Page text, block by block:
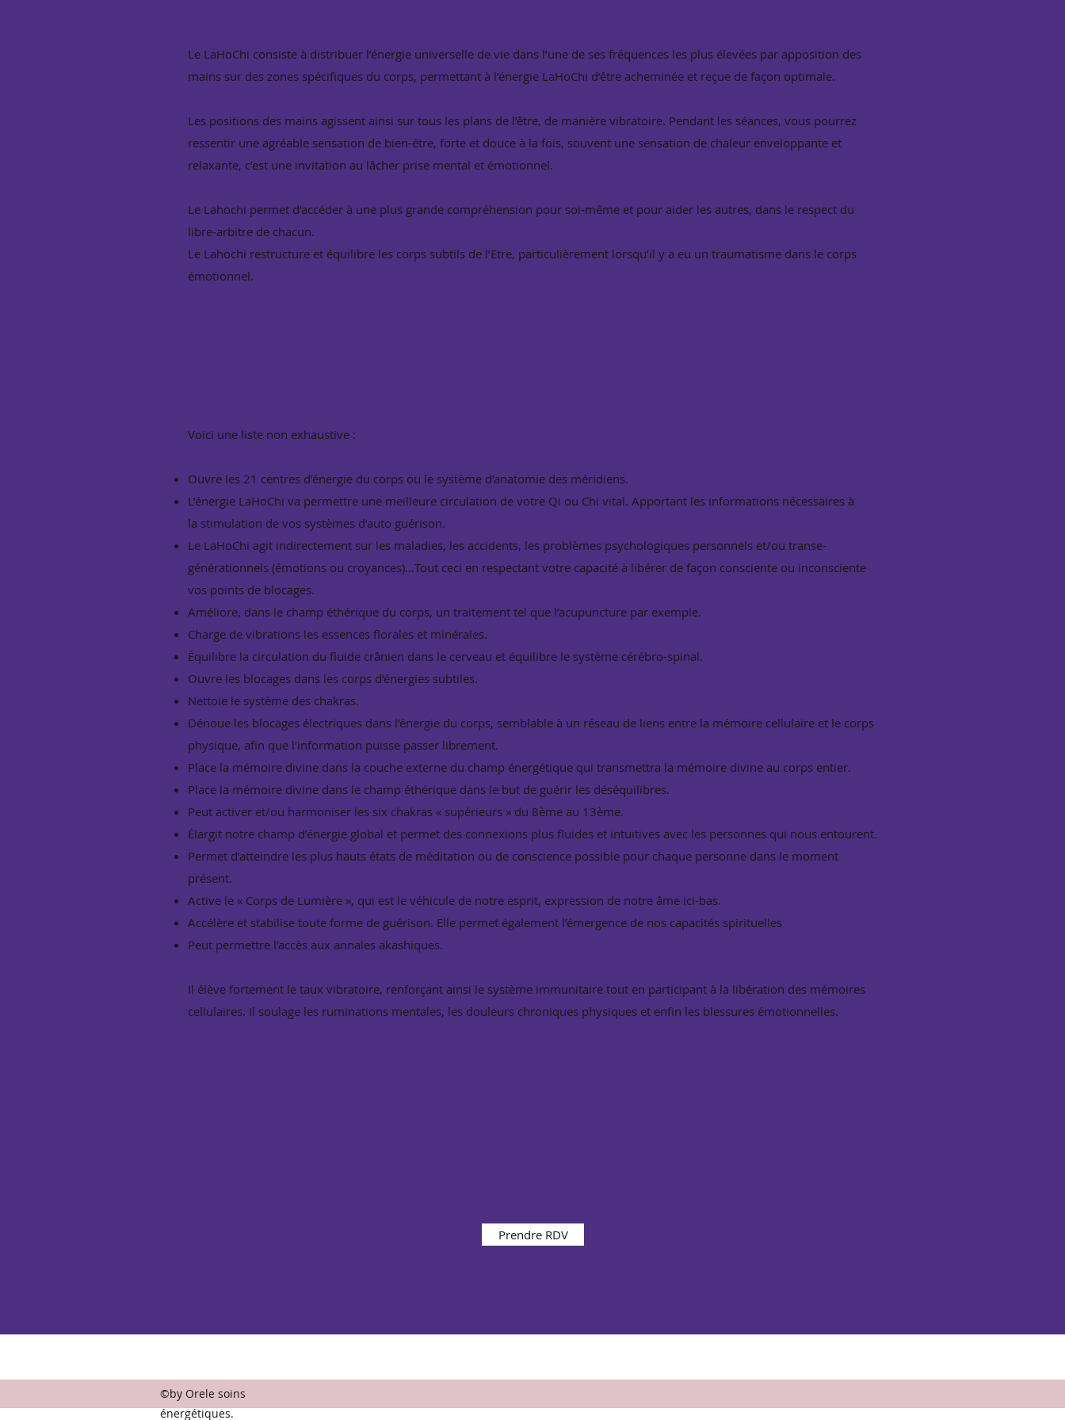
Le LaHoChi consiste à distribuer l’énergie universelle de vie dans l’une de ses fréquences les plus élevées par apposition des
mains sur des zones spécifiques du corps, permettant à l’énergie LaHoChi d’être acheminée et reçue de façon optimale.
Les positions des mains agissent ainsi sur tous les plans de l’être, de manière vibratoire. Pendant les séances, vous pourrez
ressentir une agréable sensation de bien-être, forte et douce à la fois, souvent une sensation de chaleur enveloppante et
relaxante, c’est une invitation au lâcher prise mental et émotionnel.
Le Lahochi permet d’accéder à une plus grande compréhension pour soi-même et pour aider les autres, dans le respect du
libre-arbitre de chacun.
Le Lahochi restructure et équilibre les corps subtils de l’Etre, particulièrement lorsqu’il y a eu un traumatisme dans le corps
émotionnel.
Voici une liste non exhaustive :
Ouvre les 21 centres d’énergie du corps ou le système d’anatomie des méridiens.
L’énergie LaHoChi va permettre une meilleure circulation de votre Qi ou Chi vital. Apportant les informations nécessaires à
la stimulation de vos systèmes d’auto guérison.
Le LaHoChi agit indirectement sur les maladies, les accidents, les problèmes psychologiques personnels et/ou transe-
générationnels (émotions ou croyances)…Tout ceci en respectant votre capacité à libérer de façon consciente ou inconsciente
vos points de blocages.
Améliore, dans le champ éthérique du corps, un traitement tel que l’acupuncture par exemple.
Charge de vibrations les essences florales et minérales.
Équilibre la circulation du fluide crânien dans le cerveau et équilibre le système cérébro-spinal.
Ouvre les blocages dans les corps d’énergies subtiles.
Nettoie le système des chakras.
Dénoue les blocages électriques dans l’énergie du corps, semblable à un réseau de liens entre la mémoire cellulaire et le corps
physique, afin que l’information puisse passer librement.
Place la mémoire divine dans la couche externe du champ énergétique qui transmettra la mémoire divine au corps entier.
Place la mémoire divine dans le champ éthérique dans le but de guérir les déséquilibres.
Peut activer et/ou harmoniser les six chakras « supérieurs » du 8ème au 13ème.
Élargit notre champ d’énergie global et permet des connexions plus fluides et intuitives avec les personnes qui nous entourent.
Permet d’atteindre les plus hauts états de méditation ou de conscience possible pour chaque personne dans le moment
présent.
Active le « Corps de Lumière », qui est le véhicule de notre esprit, expression de notre âme ici-bas.
Accélère et stabilise toute forme de guérison. Elle permet également l’émergence de nos capacités spirituelles
Peut permettre l’accès aux annales akashiques.
Il élève fortement le taux vibratoire, renforçant ainsi le système immunitaire tout en participant à la libération des mémoires
cellulaires. Il soulage les ruminations mentales, les douleurs chroniques physiques et enfin les blessures émotionnelles.
Prendre RDV
©by Orele soins
énergétiques.